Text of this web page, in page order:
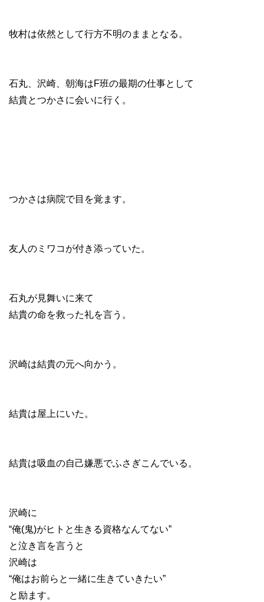
牧村は依然として行方不明のままとなる。
石丸、沢崎、朝海はF班の最期の仕事として
結貴とつかさに会いに行く。
つかさは病院で目を覚ます。
友人のミワコが付き添っていた。
石丸が見舞いに来て
結貴の命を救った礼を言う。
沢崎は結貴の元へ向かう。
結貴は屋上にいた。
結貴は吸血の自己嫌悪でふさぎこんでいる。
沢崎に
“俺(鬼)がヒトと生きる資格なんてない”
と泣き言を言うと
沢崎は
“俺はお前らと一緒に生きていきたい”
と励ます。